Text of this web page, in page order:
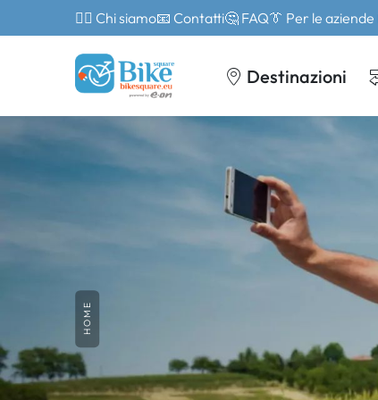
🙎‍♂️ Chi siamo📧 Contatti🤔 FAQ👔 Per le aziende
Destinazioni
HOME